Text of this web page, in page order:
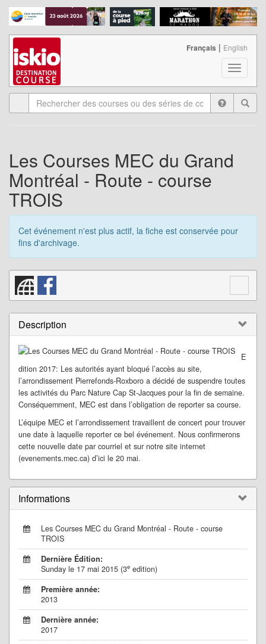
T
o
g
l
t
o
Français | English
Les Courses MEC du Grand
Montréal - Route - course
TROIS
Cet événement n'est plus actif, la fiche est conservée pour
fins d'archivage.
Description
E
dition 2017: Les autorités ayant bloqué l’accès au site,
l’arrondissement Pierrefonds-Roxboro a décidé de suspendre toutes
les activités du Parc Nature Cap St-Jacques pour la fin de semaine.
Conséquemment, MEC est dans l’obligation de reporter sa course.
L’équipe MEC et l’arrondissement travaillent de concert pour trouver
une date à laquelle reporter ce bel événement. Nous confirmerons
cette nouvelle date par courriel et sur notre site internet
(evenements.mec.ca) d’ici le 20 mai.
Informations
Les Courses MEC du Grand Montréal - Route - course
TROIS
Dernière Édition:
Sunday le 17 mai 2015 (3e edition)
Première année:
2013
Dernière année:
2017